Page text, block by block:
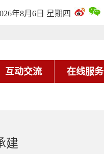
年8月6日 星期四
互动交流 在线服务
建